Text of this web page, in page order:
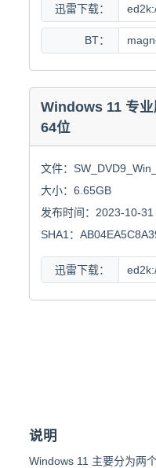
迅雷下载：
BT：
Windows 11 专
64位
文件：
大小：6.65GB
发布时间：2023-10-31
SHA1：
迅雷下载：
说明
Windows 11 主要分为两